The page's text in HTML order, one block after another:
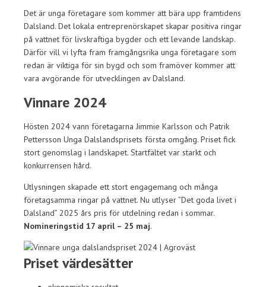
Det är unga företagare som kommer att bära upp framtidens
Dalsland. Det lokala entreprenörskapet skapar positiva ringar
på vattnet för livskraftiga bygder och ett levande landskap.
Därför vill vi lyfta fram framgångsrika unga företagare som
redan är viktiga för sin bygd och som framöver kommer att
vara avgörande för utvecklingen av Dalsland.
Vinnare 2024
Hösten 2024 vann företagarna Jimmie Karlsson och Patrik
Pettersson Unga Dalslandsprisets första omgång. Priset fick
stort genomslag i landskapet. Startfältet var starkt och
konkurrensen hård.
Utlysningen skapade ett stort engagemang och många
företagsamma ringar på vattnet. Nu utlyser ”Det goda livet i
Dalsland” 2025 års pris för utdelning redan i sommar.
Nomineringstid 17 april – 25 maj.
Priset värdesätter